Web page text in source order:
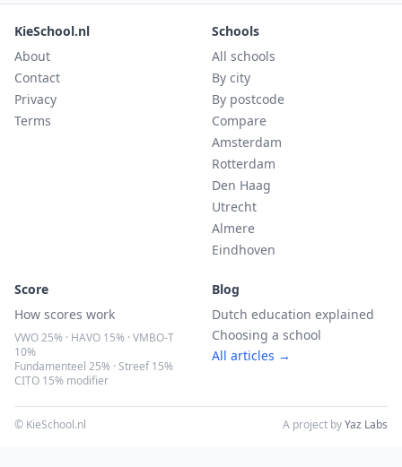
KieSchool.nl
About
Contact
Privacy
Terms
Schools
All schools
By city
By postcode
Compare
Amsterdam
Rotterdam
Den Haag
Utrecht
Almere
Eindhoven
Score
How scores work
VWO 25% · HAVO 15% · VMBO-T
10%
Fundamenteel 25% · Streef 15%
CITO 15% modifier
Blog
Dutch education explained
Choosing a school
All articles →
© KieSchool.nl A project byYaz Labs